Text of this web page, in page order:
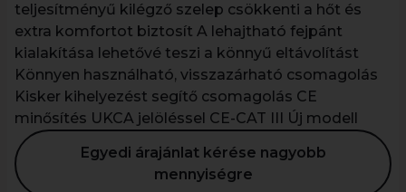
teljesítményű kilégző szelep csökkenti a hőt és
extra komfortot biztosít A lehajtható fejpánt
kialakítása lehetővé teszi a könnyű eltávolítást
Könnyen használható, visszazárható csomagolás
Kisker kihelyezést segítő csomagolás CE
minősítés UKCA jelöléssel CE-CAT III Új modell
Egyedi árajánlat kérése nagyobb
mennyiségre